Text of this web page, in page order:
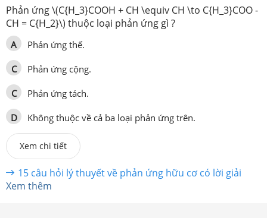
Phản ứng \(C{H_3}COOH + CH \equiv CH \to C{H_3}COO -
CH = C{H_2}\) thuộc loại phản ứng gì ?
A Phản ứng thế.
C Phản ứng cộng.
C Phản ứng tách.
D Không thuộc về cả ba loại phản ứng trên.
Xem chi tiết
15 câu hỏi lý thuyết về phản ứng hữu cơ có lời giải
Xem thêm